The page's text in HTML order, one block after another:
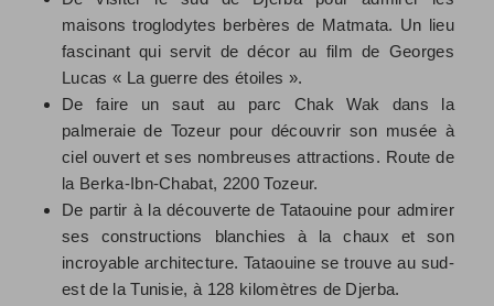
maisons troglodytes berbères de Matmata. Un lieu
fascinant qui servit de décor au film de Georges
Lucas « La guerre des étoiles ».
De faire un saut au parc Chak Wak dans la
palmeraie de Tozeur pour découvrir son musée à
ciel ouvert et ses nombreuses attractions. Route de
la Berka-Ibn-Chabat, 2200 Tozeur.
De partir à la découverte de Tataouine pour admirer
ses constructions blanchies à la chaux et son
incroyable architecture. Tataouine se trouve au sud-
est de la Tunisie, à 128 kilomètres de Djerba.